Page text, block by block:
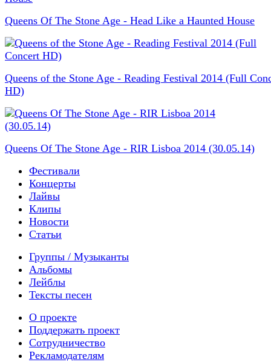
Queens Of The Stone Age - Head Like a Haunted House
Queens of the Stone Age - Reading Festival 2014 (Full
HD)
Queens Of The Stone Age - RIR Lisboa 2014 (30.05.14)
Фестивали
Концерты
Лайвы
Клипы
Новости
Статьи
Группы / Музыканты
Альбомы
Лейблы
Тексты песен
О проекте
Поддержать проект
Сотрудничество
Рекламодателям